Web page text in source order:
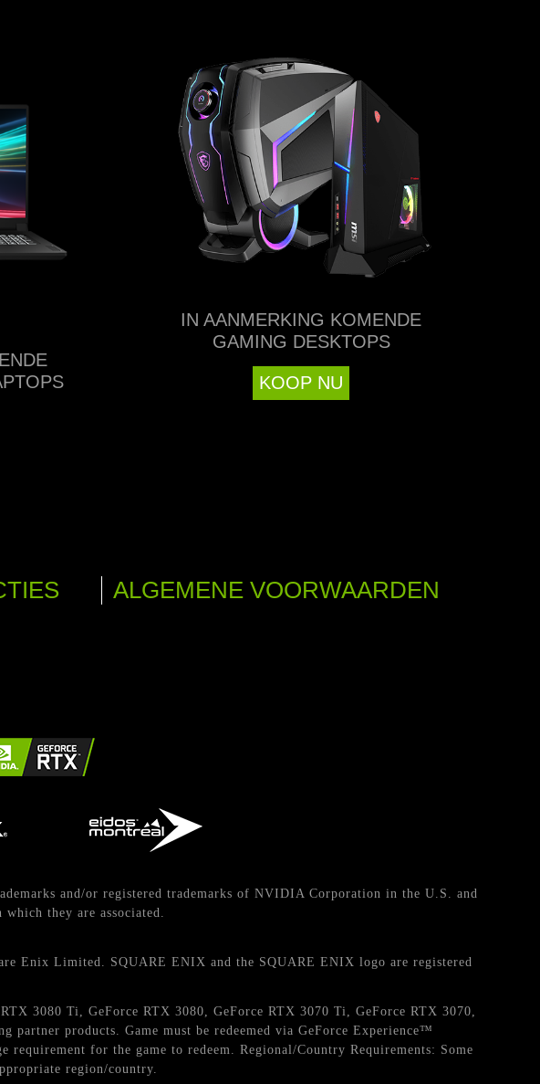
IN AANMERKING KOMENDE
GAMING DESKTOPS
KOOP NU
ALGEMENE VOORWAARDEN
and/or registered trademarks of NVIDIA Corporation in the U.S. and
they are associated.
Enix Limited. SQUARE ENIX and the SQUARE ENIX logo are registered
3080 Ti, GeForce RTX 3080, GeForce RTX 3070 Ti, GeForce RTX 3070,
products. Game must be redeemed via GeForce Experience™
for the game to redeem. Regional/Country Requirements: Some
region/country.